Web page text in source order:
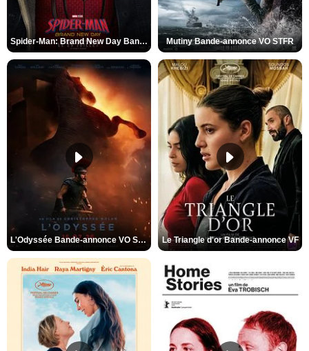
Spider-Man: Brand New Day Bande-annonce VO STFR Mutiny Bande-annonce VO STFR
L'Odyssée Bande-annonce VO STFR Le Triangle d'or Bande-annonce VF